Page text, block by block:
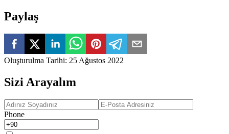
Paylaş
Oluşturulma Tarihi: 25 Ağustos 2022
Sizi Arayalım
Phone